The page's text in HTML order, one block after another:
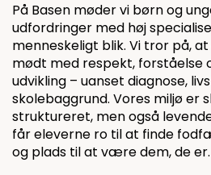
På Basen møder vi børn og
udfordringer med høj
menneskeligt blik. Vi tror på,
mødt med respekt, forståelse
udvikling – uanset diagnose,
skolebaggrund. Vores miljø
struktureret, men også
får eleverne ro til at finde
og plads til at være dem, de er.